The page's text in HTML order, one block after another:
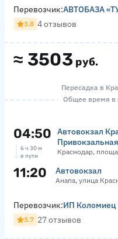
≈ 3503 руб.
Перевозчик:АВТОБАЗА
3.8 4 отзывов
Пересадка в
Общее время в
04:50
Автовокзал
Краснодар,
6 ч 30 м
в пути
11:20 Автовокзал
Анапа, улица
Перевозчик:ИП Коломиец
3.7 27 отзывов